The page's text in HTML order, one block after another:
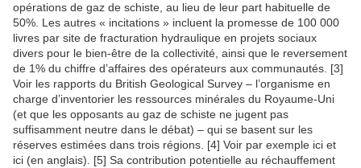
opérations de gaz de schiste, au lieu de leur part habituelle de
50%. Les autres « incitations » incluent la promesse de 100 000
livres par site de fracturation hydraulique en projets sociaux
divers pour le bien-être de la collectivité, ainsi que le reversement
de 1% du chiffre d’affaires des opérateurs aux communautés. [3]
Voir les rapports du British Geological Survey – l’organisme en
charge d’inventorier les ressources minérales du Royaume-Uni
(et que les opposants au gaz de schiste ne jugent pas
suffisamment neutre dans le débat) – qui se basent sur les
réserves estimées dans trois régions. [4] Voir par exemple ici et
ici (en anglais). [5] Sa contribution potentielle au réchauffement